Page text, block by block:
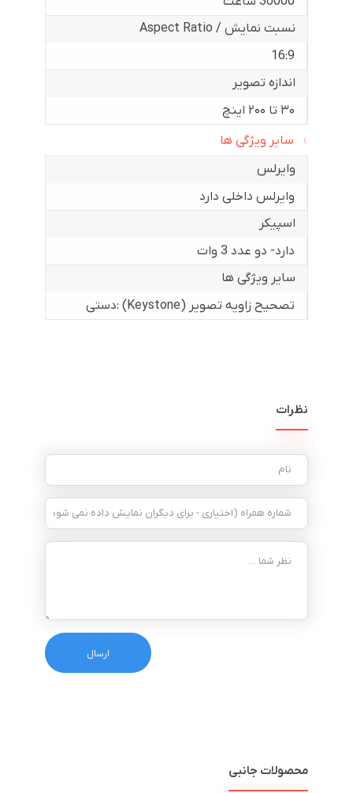
نسبت نمایش / Aspect Ratio
16:9
اندازه تصویر
۳۰ تا ۲۰۰ اینچ
سایر ویژگی ها
وایرلس
وایرلس داخلی دارد
اسپیکر
دارد- دو عدد 3 وات
سایر ویژگی ها
تصحیح زاویه تصویر (Keystone) :دستی
نظرات
محصولات جانبی